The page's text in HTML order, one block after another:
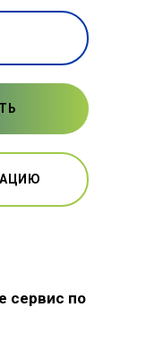
сервис по